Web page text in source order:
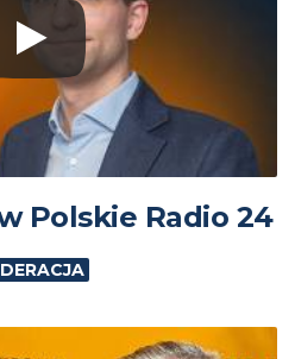
Polskie Radio 24